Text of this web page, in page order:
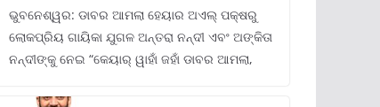
ଭୁବନେଶ୍ୱର: ଡାବର ଆମଲା ହେୟାର ଅଏଲ୍ ପକ୍ଷରୁ
ଲୋକପ୍ରିୟ ଗାୟିକା ଯୁଗଳ ଅନ୍ତରା ନନ୍ଦୀ ଏବଂ ଅଙ୍କିତା
ନନ୍ଦୀଙ୍କୁ ନେଇ “କେୟାର୍ ୱାହାଁ ଜହାଁ ଡାବର ଆମଲା,